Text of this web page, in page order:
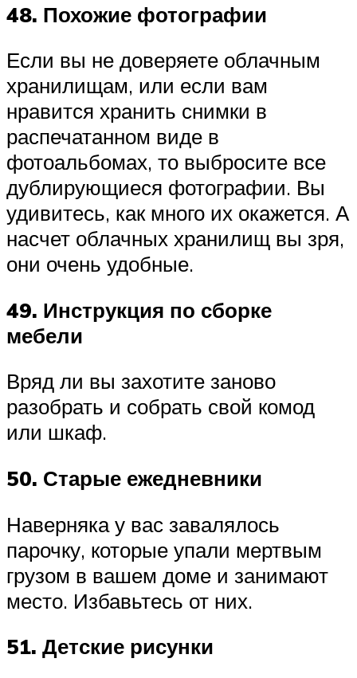
48. Похожие фотографии
Если вы не доверяете облачным
хранилищам, или если вам
нравится хранить снимки в
распечатанном виде в
фотоальбомах, то выбросите все
дублирующиеся фотографии. Вы
удивитесь, как много их окажется. А
насчет облачных хранилищ вы зря,
они очень удобные.
49. Инструкция по сборке
мебели
Вряд ли вы захотите заново
разобрать и собрать свой комод
или шкаф.
50. Старые ежедневники
Наверняка у вас завалялось
парочку, которые упали мертвым
грузом в вашем доме и занимают
место. Избавьтесь от них.
51. Детские рисунки